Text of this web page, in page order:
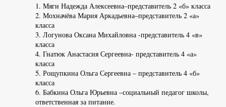
1. Мяги Надежда Алексеевна–представитель 2 «б» класса
2. Мохначёва Мария Аркадьевна–представитель 2 «а»
класса
3. Логунова Оксана Михайловна -представитель 4 «в»
класса
4. Гнатюк Анастасия Сергеевна- представитель 4 «а»
класса
5. Рощупкина Ольга Сергеевна – представитель 4 «б»
класса
6. Бабкина Ольга Юрьевна –социальный педагог школы,
ответственная за питание.